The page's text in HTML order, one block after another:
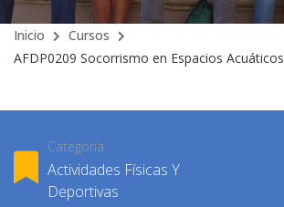
Inicio
Cursos
AFDP0209 Socorrismo en Espacios
Categoría
Actividades Físicas Y
Deportivas